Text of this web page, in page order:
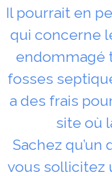
Il pourrait en
qui concerne
endommagé
fosses
a des frais
site où
Sachez
vous sollicitez